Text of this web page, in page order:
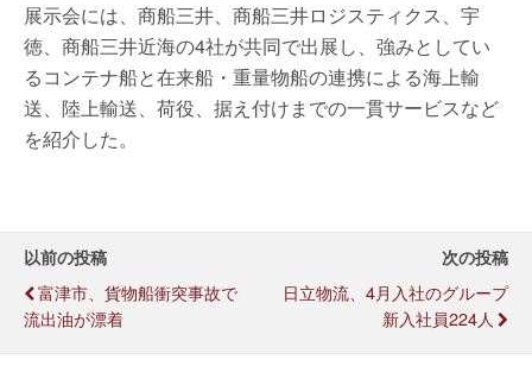
展示会には、商船三井、商船三井ロジスティクス、宇
徳、商船三井近海の4社が共同で出展し、強みとしてい
るコンテナ船と在来船・重量物船の連携による海上輸
送、陸上輸送、荷役、据え付けまでの一貫サービスなど
を紹介した。
以前の投稿
富津市、貨物船衝突事故で
流出油が漂着
次の投稿
日立物流、4月入社のグループ
新入社員224人